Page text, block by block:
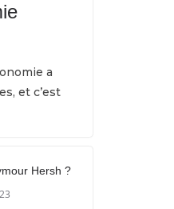
a
et c’est
Hersh ?